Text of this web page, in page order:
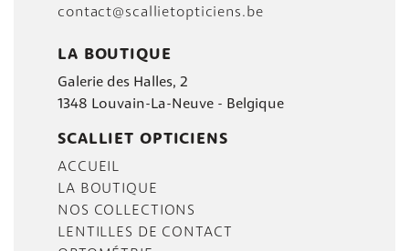
contact@scallietopticiens.be
LA BOUTIQUE
Galerie des Halles, 2
1348 Louvain-La-Neuve - Belgique
SCALLIET OPTICIENS
ACCUEIL
LA BOUTIQUE
NOS COLLECTIONS
LENTILLES DE CONTACT